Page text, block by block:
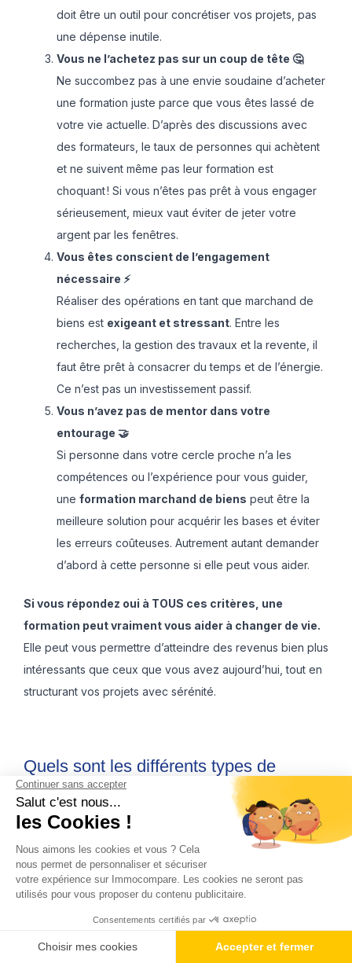
doit être un outil pour concrétiser vos projets, pas
une dépense inutile.
Vous ne l’achetez pas sur un coup de tête 🤔
Ne succombez pas à une envie soudaine d’acheter
une formation juste parce que vous êtes lassé de
votre vie actuelle. D’après des discussions avec
des formateurs, le taux de personnes qui achètent
et ne suivent même pas leur formation est
choquant ! Si vous n’êtes pas prêt à vous engager
sérieusement, mieux vaut éviter de jeter votre
argent par les fenêtres.
Vous êtes conscient de l’engagement
nécessaire ⚡
Réaliser des opérations en tant que marchand de
biens est exigeant et stressant. Entre les
recherches, la gestion des travaux et la revente, il
faut être prêt à consacrer du temps et de l’énergie.
Ce n’est pas un investissement passif.
Vous n’avez pas de mentor dans votre
entourage 🤝
Si personne dans votre cercle proche n’a les
compétences ou l’expérience pour vous guider,
une formation marchand de biens peut être la
meilleure solution pour acquérir les bases et éviter
les erreurs coûteuses. Autrement autant demander
d’abord à cette personne si elle peut vous aider.
Si vous répondez oui à TOUS ces critères, une
formation peut vraiment vous aider à changer de vie.
Elle peut vous permettre d’atteindre des revenus bien plus
intéressants que ceux que vous avez aujourd’hui, tout en
structurant vos projets avec sérénité.
Quels sont les différents types de
formations en marchand de biens ?
Se lancer dans le métier de marchand de biens demande
des compétences variées : fiscalité, négociation, gestion
de projets, et bien plus encore. Heureusement, il existe
plusieurs types de formations pour répondre aux besoins
de chacun, en fonction de votre expérience, de votre